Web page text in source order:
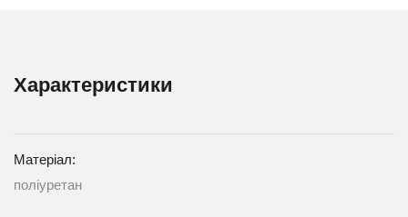
Характеристики
Матеріал:
поліуретан